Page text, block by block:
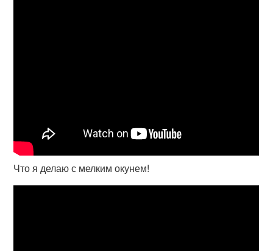
Что я делаю с мелким окунем!